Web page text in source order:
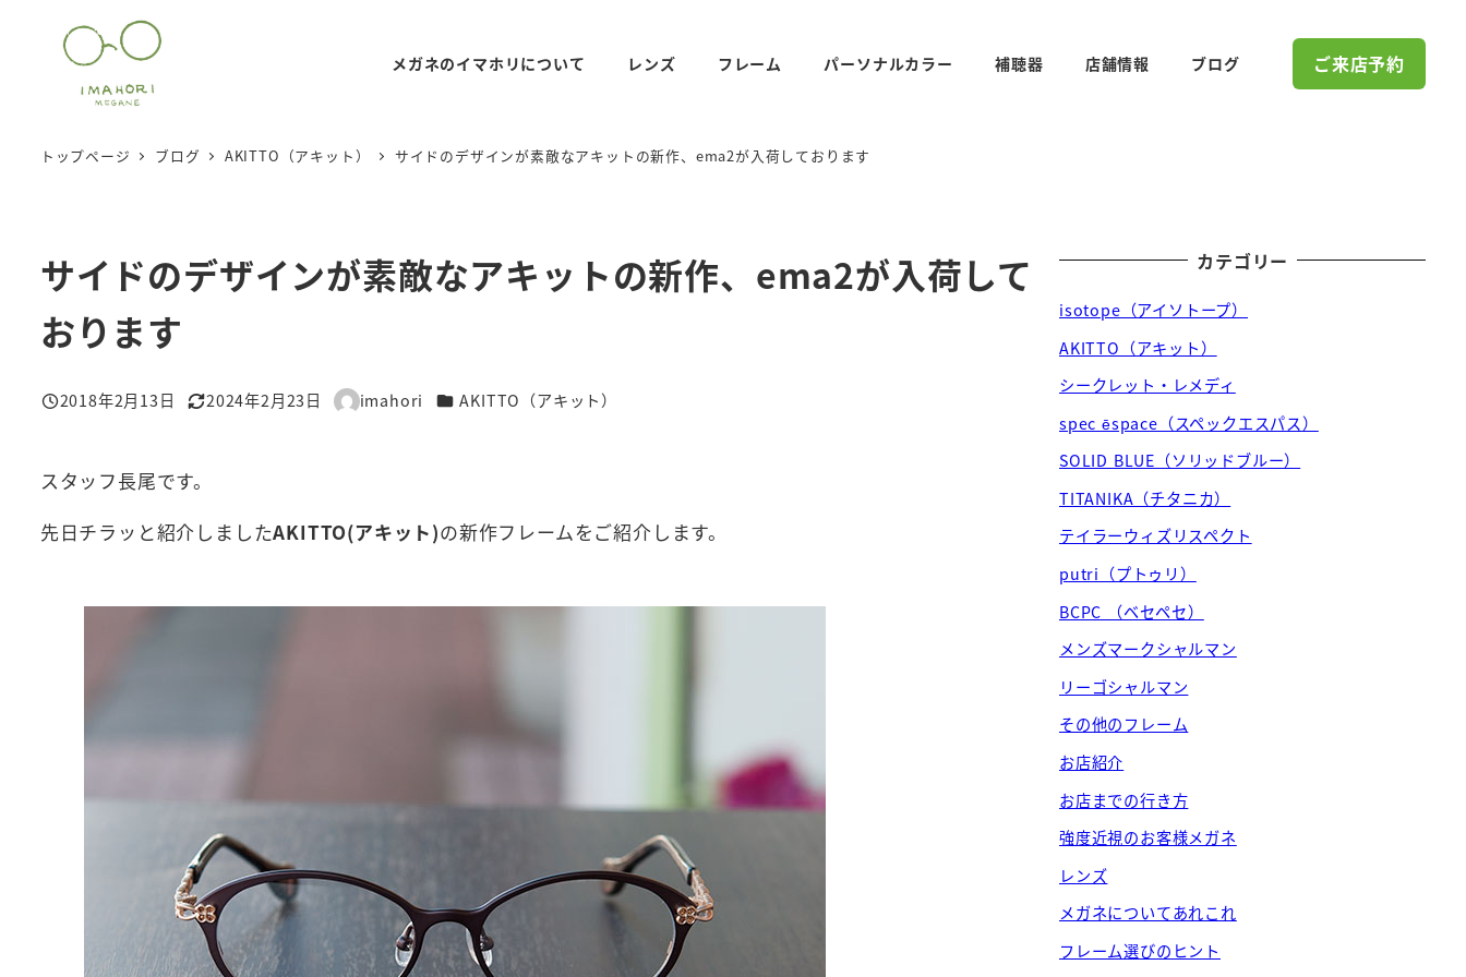
メガネのイマホリについて レンズ フレーム パーソナルカラー 補聴器 店舗情報 ブログ ご来店予約
トップページ ブログ AKITTO（アキット） サイドのデザインが素敵なアキットの新作、ema2が入荷しております
サイドのデザインが素敵なアキットの新作、ema2が入荷して
おります
投稿日
2018年2月13日
更新日
2024年2月23日
著
imahori カテゴリー
AKITTO（アキット）
スタッフ長尾です。
先日チラッと紹介しましたAKITTO(アキット)の新作フレームをご紹介します。
カテゴリー
isotope（アイソトープ）
AKITTO（アキット）
シークレット・レメディ
spec ēspace（スペックエスパス）
SOLID BLUE（ソリッドブルー）
TITANIKA（チタニカ）
テイラーウィズリスペクト
putri（プトゥリ）
BCPC （ベセペセ）
メンズマークシャルマン
リーゴシャルマン
その他のフレーム
お店紹介
お店までの行き方
強度近視のお客様メガネ
レンズ
メガネについてあれこれ
フレーム選びのヒント